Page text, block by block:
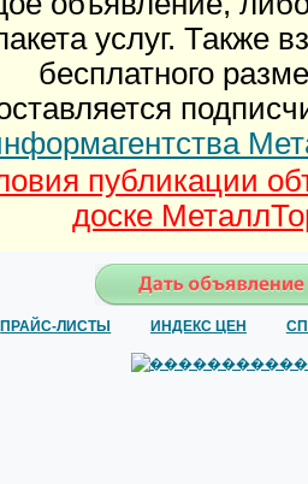
услуг. Также
бесплатного
публикации
доске
ПРАЙС-ЛИСТЫ ИНДЕКС ЦЕН